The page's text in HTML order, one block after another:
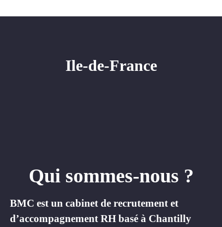
Ile-de-France
Qui sommes-nous ?
BMC est un cabinet de recrutement et
d’accompagnement RH basé à Chantilly